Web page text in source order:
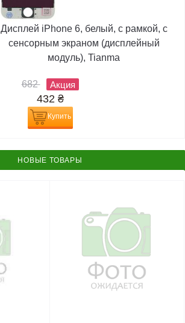
Дисплей iPhone 6, белый, с рамкой, с
сенсорным экраном (дисплейный
модуль), Tianma
682 Акция
432 ₴
Купить
НОВЫЕ ТОВАРЫ